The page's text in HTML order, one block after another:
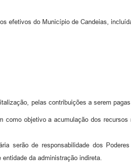
efetivos do Município de Candeias,
pelas contribuições a serem
objetivo a acumulação dos
serão de responsabilidade dos
da administração indireta.